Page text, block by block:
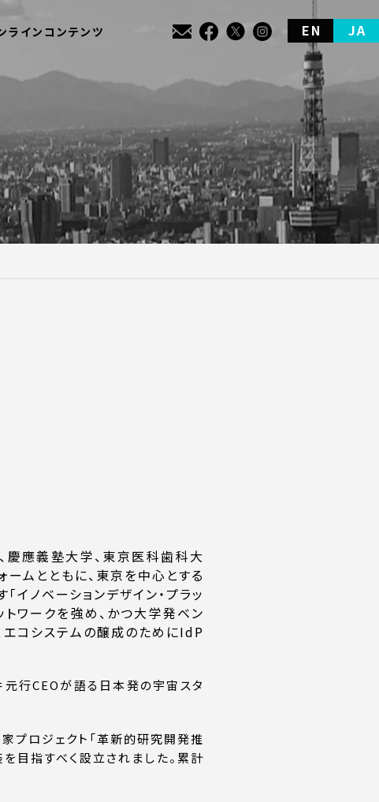
ラインコンテンツ EN JA
慶應義塾大学、東京医科歯科大
ームとともに、東京を中心とする
イノベーションデザイン・プラッ
ワークを強め、かつ大学発ベン
エコシステムの醸成のためにIdP
行CEOが語る日本発の宇宙スタ
ロジェクト「革新的研究開発推
目指すべく設立されました。累計